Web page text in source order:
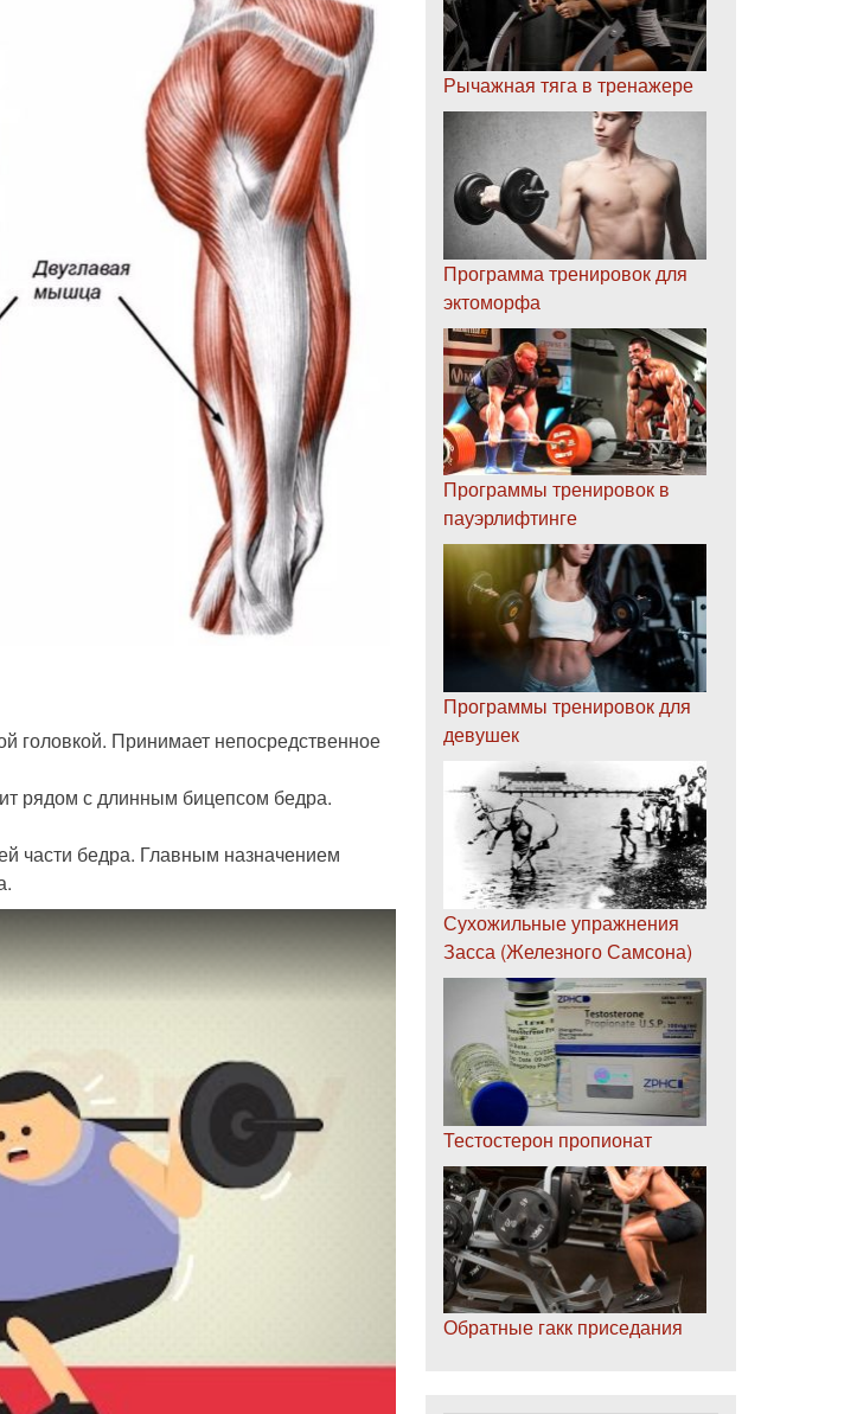
головкой. Принимает непосредственное
рядом с длинным бицепсом бедра.
части бедра. Главным назначением
Рычажная тяга в тренажере
Программа тренировок для
эктоморфа
Программы тренировок в
пауэрлифтинге
Программы тренировок для
девушек
Сухожильные упражнения
Засса (Железного Самсона)
Тестостерон пропионат
Обратные гакк приседания